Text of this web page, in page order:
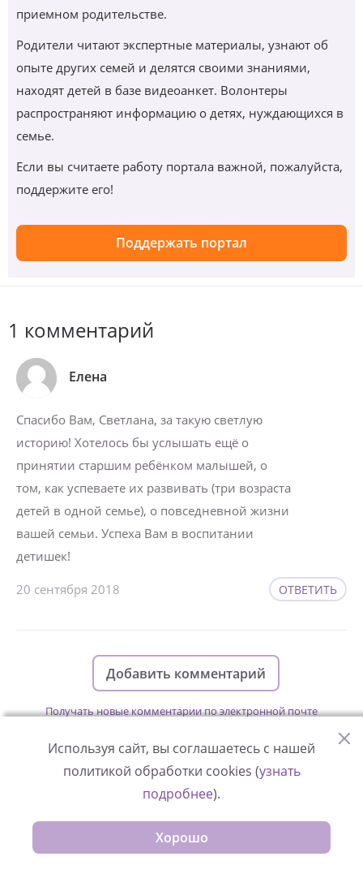
приемном родительстве.
Родители читают экспертные материалы, узнают об
опыте других семей и делятся своими знаниями,
находят детей в базе видеоанкет. Волонтеры
распространяют информацию о детях, нуждающихся в
семье.
Если вы считаете работу портала важной, пожалуйста,
поддержите его!
Поддержать портал
1 комментарий
Елена
Спасибо Вам, Светлана, за такую светлую
историю! Хотелось бы услышать ещё о
принятии старшим ребёнком малышей, о
том, как успеваете их развивать (три возраста
детей в одной семье), о повседневной жизни
вашей семьи. Успеха Вам в воспитании
детишек!
20 сентября 2018 ОТВЕТИТЬ
Добавить комментарий
Получать новые комментарии по электронной почте
Изменяйте жизни детей из детских
домов вместе с нами
Используя сайт, вы соглашаетесь с нашей
политикой обработки cookies (узнать
подробнее).
Хорошо